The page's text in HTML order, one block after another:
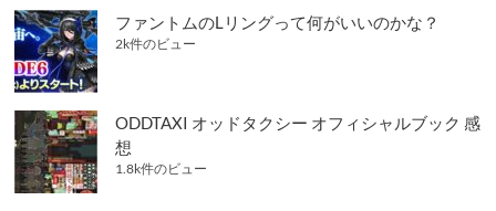
ファントムのLリングって何がいいのかな？
2k件のビュー
ODDTAXI オッドタクシー オフィシャルブック 感
想
1.8k件のビュー